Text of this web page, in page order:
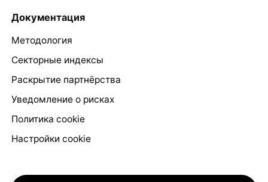
Документация
Методология
Секторные индексы
Раскрытие партнёрства
Уведомление о рисках
Политика cookie
Настройки cookie